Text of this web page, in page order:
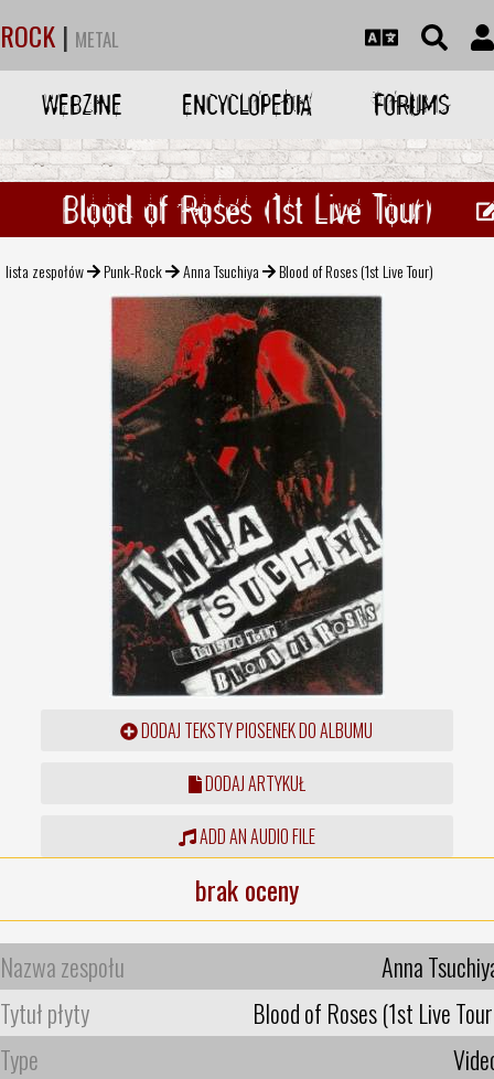
ROCK | METAL
WEBZINE ENCYCLOPEDIA FORUMS
Blood of Roses (1st Live Tour)
lista zespołów Punk-Rock Anna Tsuchiya Blood of Roses (1st Live Tour)
DODAJ TEKSTY PIOSENEK DO ALBUMU
DODAJ ARTYKUŁ
ADD AN AUDIO FILE
brak oceny
Nazwa zespołu
Anna
Tytuł płyty
Blood of Roses (1st Live
Type